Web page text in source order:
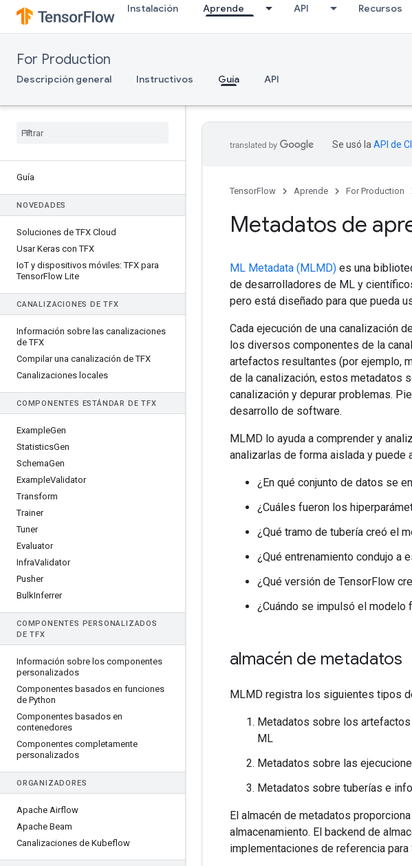
Instalación Aprende API Recursos
For Production
Descripción general Instructivos Guía API
Guía
NOVEDADES
Soluciones de TFX Cloud
Usar Keras con TFX
IoT y dispositivos móviles: TFX para
TensorFlow Lite
CANALIZACIONES DE TFX
Información sobre las canalizaciones
de TFX
Compilar una canalización de TFX
Canalizaciones locales
COMPONENTES ESTÁNDAR DE TFX
ExampleGen
StatisticsGen
SchemaGen
ExampleValidator
Transform
Trainer
Tuner
Evaluator
InfraValidator
Pusher
BulkInferrer
COMPONENTES PERSONALIZADOS
DE TFX
Información sobre los componentes
personalizados
Componentes basados en funciones
de Python
Componentes basados en
contenedores
Componentes completamente
personalizados
ORGANIZADORES
Apache Airflow
Apache Beam
Canalizaciones de Kubeflow
Se usó la API de
TensorFlow Aprende For Production
Metadatos de
ML Metadata (MLMD) es una
de desarrolladores de ML y
pero está diseñado para que pueda
Cada ejecución de una canalización
los diversos componentes de la
artefactos resultantes (por ejemplo,
de la canalización, estos metadatos
canalización y depurar problemas.
desarrollo de software.
MLMD lo ayuda a comprender y
analizarlas de forma aislada y puede
¿En qué conjunto de datos se
¿Cuáles fueron los
¿Qué tramo de tubería creó el
¿Qué entrenamiento condujo a
¿Qué versión de TensorFlow
¿Cuándo se impulsó el modelo
almacén de metadatos
MLMD registra los siguientes tipos
Metadatos sobre los
ML
Metadatos sobre las
Metadatos sobre tuberías e
El almacén de metadatos
almacenamiento. El backend de
implementaciones de referencia